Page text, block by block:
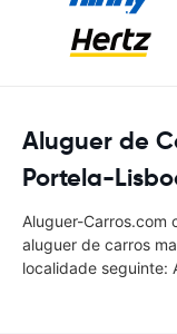
Aluguer de
Portela-
Aluguer-Carros.com
aluguer de carros
localidade seguinte: